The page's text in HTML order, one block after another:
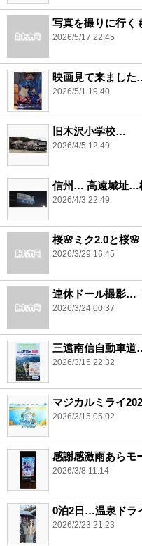
写真を撮りに行
2026/5/17 22:45
映画見て来ました
2026/5/1 19:40
旧木沢小学校…
2026/4/5 12:49
信州… 高遠城址…
2026/4/3 22:49
桜🌸ミク2.0と桜
2026/3/29 16:45
連休ドール撮影…
2026/3/24 00:37
三遠南信自動車
2026/3/15 22:32
マジカルミライ
2026/3/15 05:02
感謝感激雨あらモ
2026/3/8 11:14
0泊2日…温泉ドラ
2026/2/23 21:23